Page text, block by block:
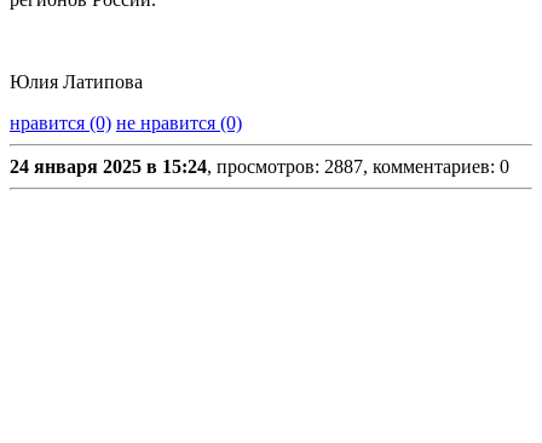
Юлия Латипова
нравится (0) не нравится (0)
24 января 2025 в 15:24, просмотров: 2887, комментариев: 0